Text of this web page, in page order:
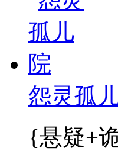
怨灵孤
{悬疑+